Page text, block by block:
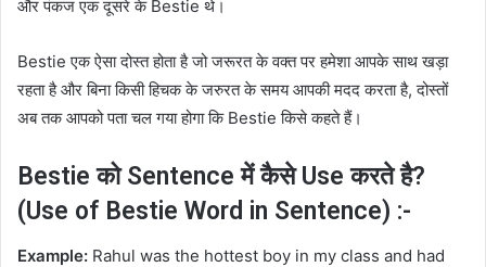
और पंकज एक दूसरे के Bestie थे।
Bestie एक ऐसा दोस्त होता है जो जरूरत के वक्त पर हमेशा आपके साथ खड़ा
रहता है और बिना किसी हिचक के जरुरत के समय आपकी मदद करता है, दोस्तों
अब तक आपको पता चल गया होगा कि Bestie किसे कहते हैं।
Bestie को Sentence में कैसे Use करते है?
(Use of Bestie Word in Sentence) :-
Example: Rahul was the hottest boy in my class and had